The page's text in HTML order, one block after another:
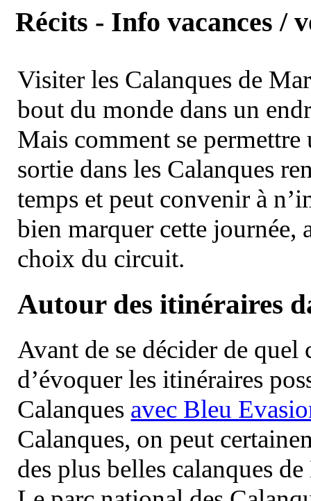
Récits - Info vacances /
Visiter les Calanques de
bout du monde dans un
Mais comment se permettre
sortie dans les Calanques
temps et peut convenir à
bien marquer cette journée,
choix du circuit.
Autour des itinéraires
Avant de se décider de
d’évoquer les itinéraires
Calanques avec Bleu
Calanques, on peut
des plus belles calanques